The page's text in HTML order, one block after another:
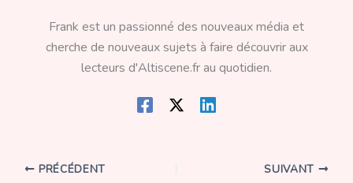
Frank est un passionné des nouveaux média et
cherche de nouveaux sujets à faire découvrir aux
lecteurs d'Altiscene.fr au quotidien.
PRÉCÉDENT SUIVANT